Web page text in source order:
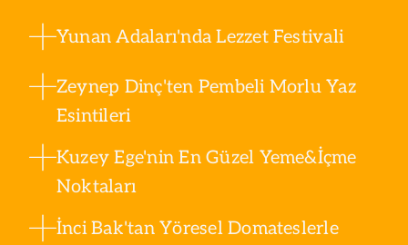
Yunan Adaları'nda Lezzet Festivali
Zeynep Dinç'ten Pembeli Morlu Yaz
Esintileri
Kuzey Ege'nin En Güzel Yeme&İçme
Noktaları
İnci Bak'tan Yöresel Domateslerle